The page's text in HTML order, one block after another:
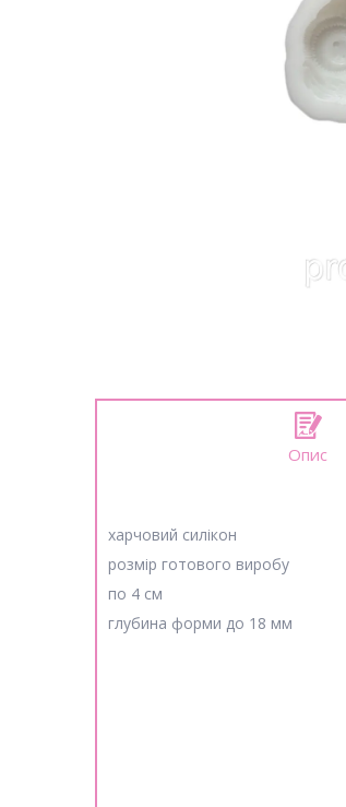
Опис
харчовий силікон
розмір готового виробу
по 4 см
глубина форми до 18 мм